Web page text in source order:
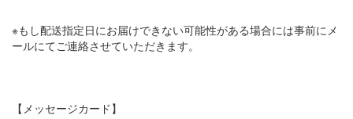
※もし配送指定日にお届けできない可能性がある場合には事前にメ
ールにてご連絡させていただきます。
【メッセージカード】